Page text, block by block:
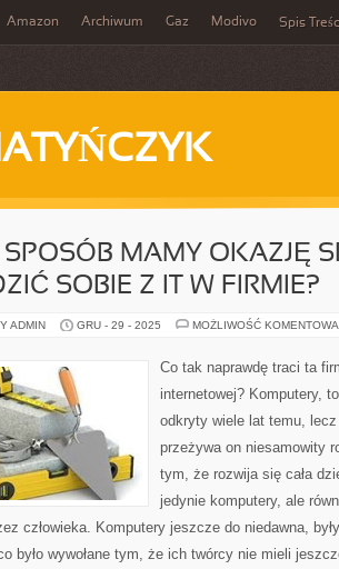
Amazon Archiwum Gaz Modivo Spis
MAMY OKAZJĘ
SOBIE Z IT W FIRMIE?
ADMIN GRU - 29 - 2025 MOŻLIWOŚĆ
Co tak naprawdę traci ta
internetowej? Komputery,
odkryty wiele lat temu,
przeżywa on niesamowity
tym, że rozwija się cała
jedynie komputery, ale
człowieka. Komputery jeszcze do niedawna,
było wywołane tym, że ich twórcy nie mieli